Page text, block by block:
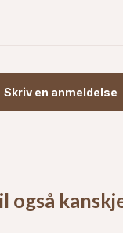
Skriv en anmeldelse
også